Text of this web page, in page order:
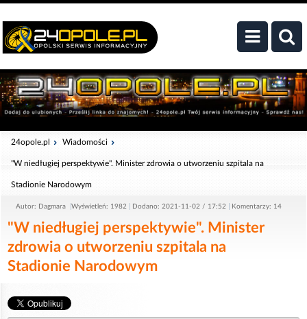
24opole.pl Wiadomości
"W niedługiej perspektywie". Minister zdrowia o utworzeniu szpitala na
Stadionie Narodowym
Autor: Dagmara Wyświetleń: 1982 Dodano: 2021-11-02 / 17:52 Komentarzy: 14
"W niedługiej perspektywie". Minister
zdrowia o utworzeniu szpitala na
Stadionie Narodowym